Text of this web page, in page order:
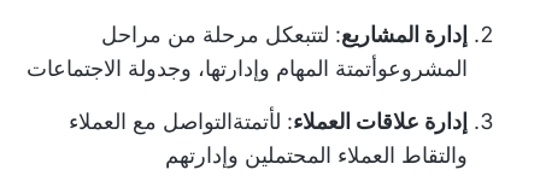
إدارة المشاريع: لتتبعكل مرحلة من مراحل
المشروعوأتمتة المهام وإدارتها، وجدولة الاجتماعات
إدارة علاقات العملاء: لأتمتةالتواصل مع العملاء
والتقاط العملاء المحتملين وإدارتهم